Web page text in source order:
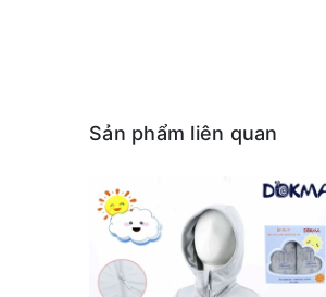
Sản phẩm liên quan